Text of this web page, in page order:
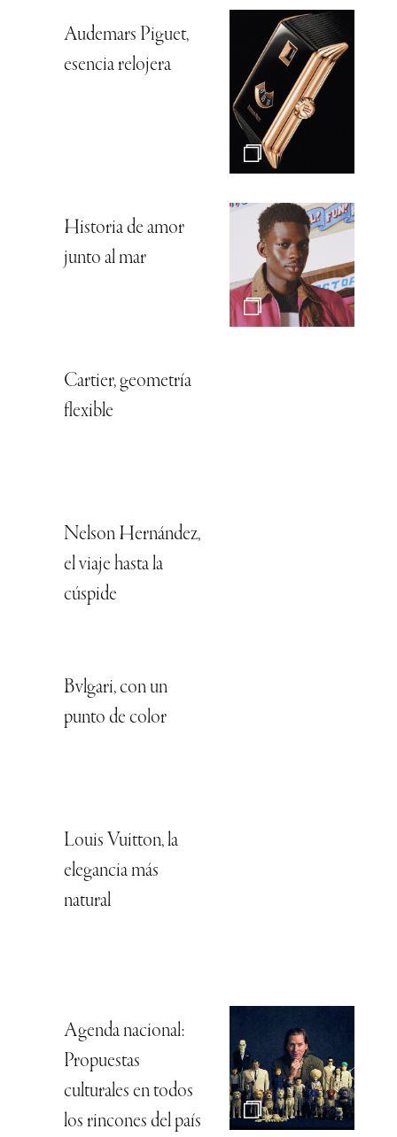
Audemars Piguet,
esencia relojera
Historia de amor
junto al mar
Cartier, geometría
flexible
Nelson Hernández,
el viaje hasta la
cúspide
Bvlgari, con un
punto de color
Louis Vuitton, la
elegancia más
natural
Agenda nacional:
Propuestas
culturales en todos
los rincones del país